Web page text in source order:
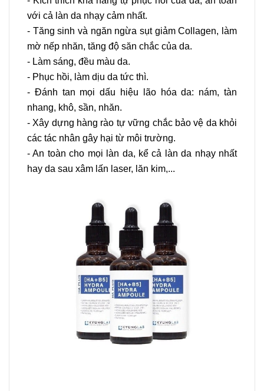
với cả làn da nhạy cảm nhất.
- Tăng sinh và ngăn ngừa sụt giảm Collagen, làm
mờ nếp nhăn, tăng độ săn chắc của da.
- Làm sáng, đều màu da.
- Phục hồi, làm dịu da tức thì.
- Đánh tan mọi dấu hiệu lão hóa da: nám, tàn
nhang, khô, sần, nhăn.
- Xây dựng hàng rào tự vững chắc bảo vệ da khỏi
các tác nhân gây hại từ môi trường.
- An toàn cho mọi làn da, kể cả làn da nhạy nhất
hay da sau xâm lấn laser, lăn kim,...